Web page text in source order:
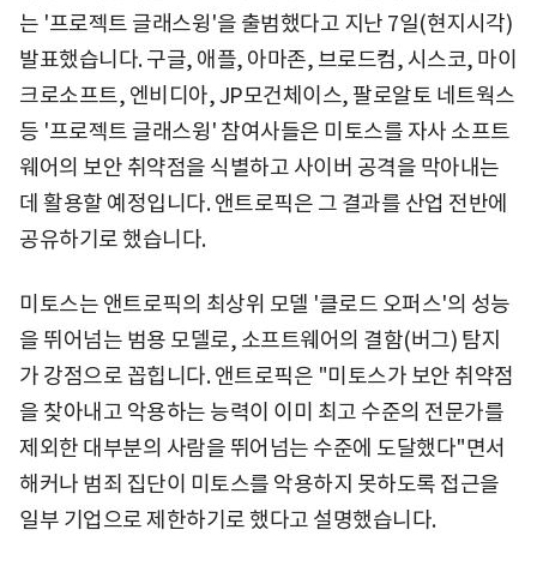
는 '프로젝트 글래스윙'을 출범했다고 지난 7일(현지시각)
발표했습니다. 구글, 애플, 아마존, 브로드컴, 시스코, 마이
크로소프트, 엔비디아, JP모건체이스, 팔로알토 네트웍스
등 '프로젝트 글래스윙' 참여사들은 미토스를 자사 소프트
웨어의 보안 취약점을 식별하고 사이버 공격을 막아내는
데 활용할 예정입니다. 앤트로픽은 그 결과를 산업 전반에
공유하기로 했습니다.
미토스는 앤트로픽의 최상위 모델 '클로드 오퍼스'의 성능
을 뛰어넘는 범용 모델로, 소프트웨어의 결함(버그) 탐지
가 강점으로 꼽힙니다. 앤트로픽은 "미토스가 보안 취약점
을 찾아내고 악용하는 능력이 이미 최고 수준의 전문가를
제외한 대부분의 사람을 뛰어넘는 수준에 도달했다"면서
해커나 범죄 집단이 미토스를 악용하지 못하도록 접근을
일부 기업으로 제한하기로 했다고 설명했습니다.